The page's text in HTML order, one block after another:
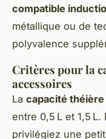
compatible
métallique ou de
polyvalence
Critères pour la
accessoires
La capacité
entre 0,5 L et 1,5
privilégiez une